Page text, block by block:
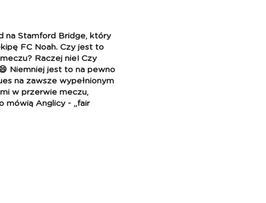
na Stamford Bridge, który
FC Noah. Czy jest to
Raczej nie! Czy
Niemniej jest to na pewno
na zawsze wypełnionym
w przerwie meczu,
mówią Anglicy - „fair